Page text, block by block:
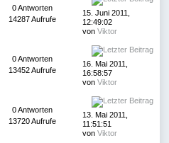
0 Antworten
14287 Aufrufe
15. Juni 2011,
12:49:02
von Viktor
0 Antworten
13452 Aufrufe
16. Mai 2011,
16:58:57
von Viktor
0 Antworten
13720 Aufrufe
13. Mai 2011,
11:51:51
von Viktor